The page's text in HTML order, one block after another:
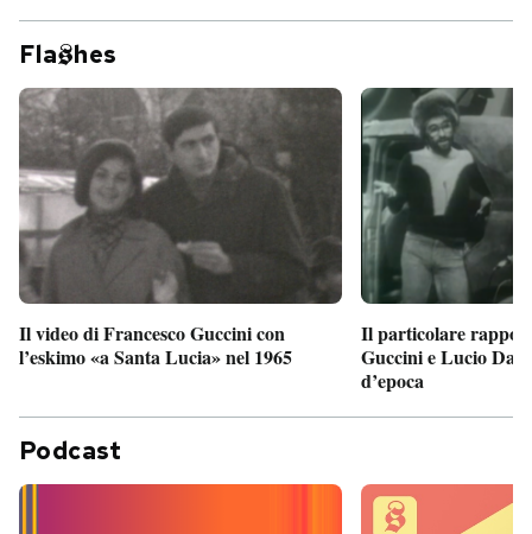
Fla hes
Il video di Francesco Guccini con
l’eskimo «a Santa Lucia» nel 1965
Il particolare
Guccini e Lucio
d’epoca
Podcast